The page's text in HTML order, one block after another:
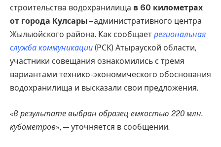
строительства водохранилища в 60 километрах
от города Кулсары – административного центра
Жылыойского района. Как сообщает региональная
служба коммуникации (РСК) Атырауской области,
участники совещания ознакомились с тремя
вариантами технико-экономического обоснования
водохранилища и высказали свои предложения.
«В результате выбран образец емкостью 220 млн.
кубометров», — уточняется в сообщении.